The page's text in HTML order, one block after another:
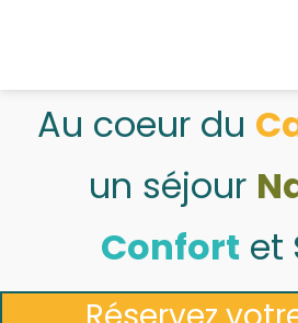
Au coeur du
un séjour
Confort et